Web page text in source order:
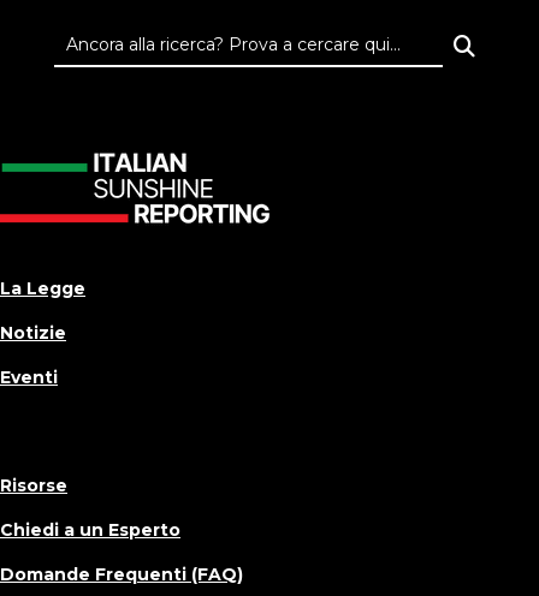
La Legge
Notizie
Eventi
Risorse
Chiedi a un Esperto
Domande Frequenti (FAQ)